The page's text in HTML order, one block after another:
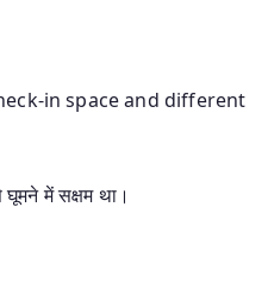
in space and different
में सक्षम था।